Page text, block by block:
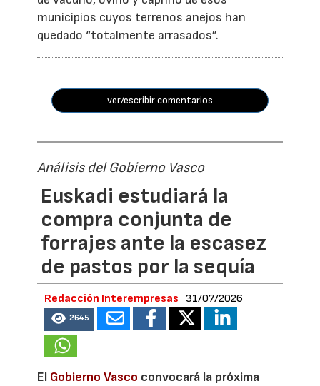
municipios cuyos terrenos anejos han
quedado “totalmente arrasados”.
ver/escribir comentarios
Análisis del Gobierno Vasco
Euskadi estudiará la
compra conjunta de
forrajes ante la escasez
de pastos por la sequía
Redacción Interempresas 31/07/2026
2645
El Gobierno Vasco convocará la próxima